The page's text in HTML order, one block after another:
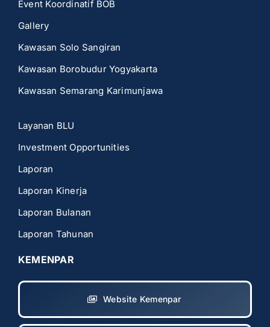
Event Koordinatif BOB
Gallery
Kawasan Solo Sangiran
Kawasan Borobudur Yogyakarta
Kawasan Semarang Karimunjawa
Layanan BLU
Investment Opportunities
Laporan
Laporan Kinerja
Laporan Bulanan
Laporan Tahunan
KEMENPAR
Website Kemenpar